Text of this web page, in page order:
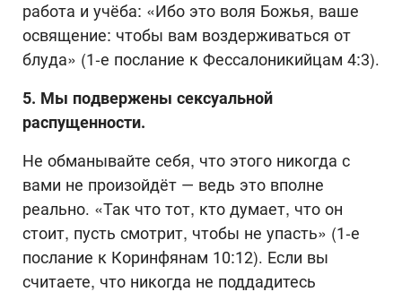
работа и учёба: «Ибо это воля Божья, ваше
освящение: чтобы вам воздерживаться от
блуда» (1-е послание к Фессалоникийцам 4:3).
5. Мы подвержены сексуальной
распущенности.
Не обманывайте себя, что этого никогда с
вами не произойдёт — ведь это вполне
реально. «Так что тот, кто думает, что он
стоит, пусть смотрит, чтобы не упасть» (1-е
послание к Коринфянам 10:12). Если вы
считаете, что никогда не поддадитесь